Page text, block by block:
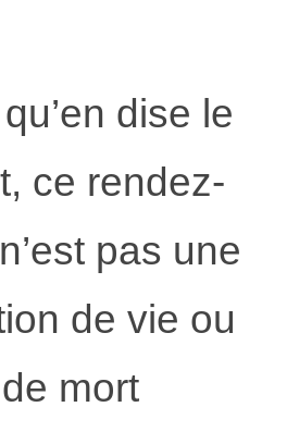
dise le
ce rendez-
pas une
de vie ou
de mort